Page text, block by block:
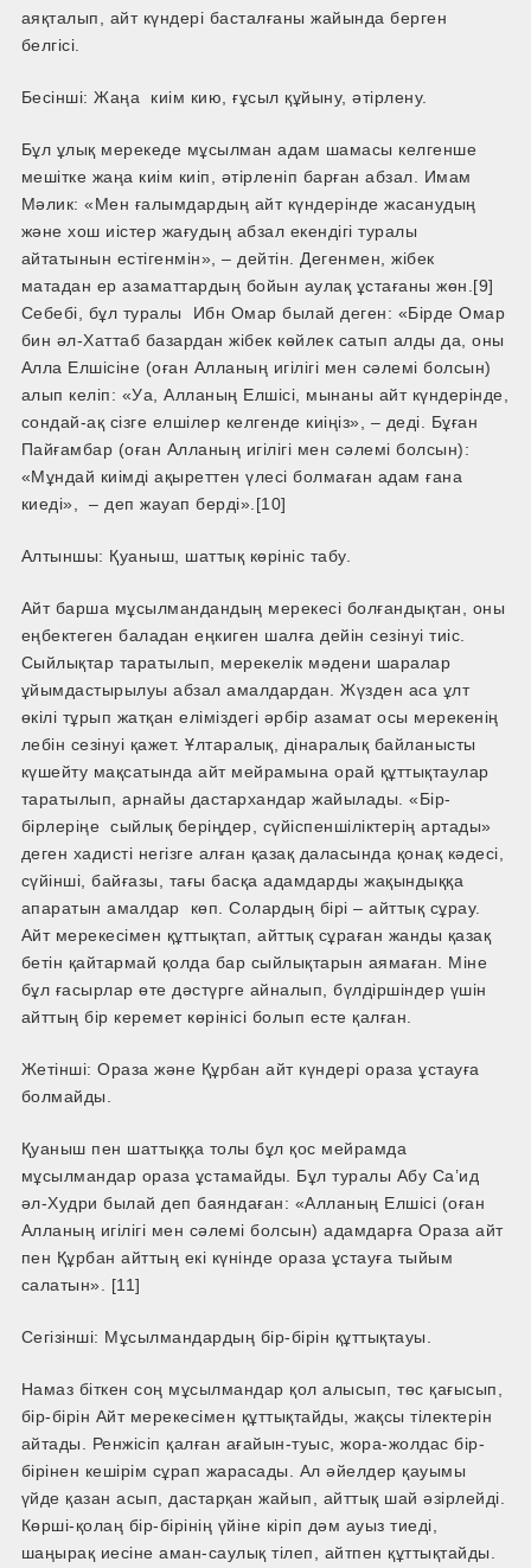
аяқталып, айт күндері басталғаны жайында берген
белгісі.
Бесінші: Жаңа киім кию, ғұсыл құйыну, әтірлену.
Бұл ұлық мерекеде мұсылман адам шамасы келгенше
мешітке жаңа киім киіп, әтірленіп барған абзал. Имам
Мәлик: «Мен ғалымдардың айт күндерінде жасанудың
және хош иістер жағудың абзал екендігі туралы
айтатынын естігенмін», – дейтін. Дегенмен, жібек
матадан ер азаматтардың бойын аулақ ұстағаны жөн.[9]
Себебі, бұл туралы Ибн Омар былай деген: «Бірде Омар
бин әл-Хаттаб базардан жібек көйлек сатып алды да, оны
Алла Елшісіне (оған Алланың игілігі мен сәлемі болсын)
алып келіп: «Уа, Алланың Елшісі, мынаны айт күндерінде,
сондай-ақ сізге елшілер келгенде киіңіз», – деді. Бұған
Пайғамбар (оған Алланың игілігі мен сәлемі болсын):
«Мұндай киімді ақыреттен үлесі болмаған адам ғана
киеді», – деп жауап берді».[10]
Алтыншы: Қуаныш, шаттық көрініс табу.
Айт барша мұсылмандандың мерекесі болғандықтан, оны
еңбектеген баладан еңкиген шалға дейін сезінуі тиіс.
Сыйлықтар таратылып, мерекелік мәдени шаралар
ұйымдастырылуы абзал амалдардан. Жүзден аса ұлт
өкілі тұрып жатқан еліміздегі әрбір азамат осы мерекенің
лебін сезінуі қажет. Ұлтаралық, дінаралық байланысты
күшейту мақсатында айт мейрамына орай құттықтаулар
таратылып, арнайы дастархандар жайылады. «Бір-
бірлеріңе сыйлық беріңдер, сүйіспеншіліктерің артады»
деген хадисті негізге алған қазақ даласында қонақ кәдесі,
сүйінші, байғазы, тағы басқа адамдарды жақындыққа
апаратын амалдар көп. Солардың бірі – айттық сұрау.
Айт мерекесімен құттықтап, айттық сұраған жанды қазақ
бетін қайтармай қолда бар сыйлықтарын аямаған. Міне
бұл ғасырлар өте дәстүрге айналып, бүлдіршіндер үшін
айттың бір керемет көрінісі болып есте қалған.
Жетінші: Ораза және Құрбан айт күндері ораза ұстауға
болмайды.
Қуаныш пен шаттыққа толы бұл қос мейрамда
мұсылмандар ораза ұстамайды. Бұл туралы Абу Са’ид
әл-Худри былай деп баяндаған: «Алланың Елшісі (оған
Алланың игілігі мен сәлемі болсын) адамдарға Ораза айт
пен Құрбан айттың екі күнінде ораза ұстауға тыйым
салатын». [11]
Сегізінші: Мұсылмандардың бір-бірін құттықтауы.
Намаз біткен соң мұсылмандар қол алысып, төс қағысып,
бір-бірін Айт мерекесімен құттықтайды, жақсы тілектерін
айтады. Ренжісіп қалған ағайын-туыс, жора-жолдас бір-
бірінен кешірім сұрап жарасады. Ал әйелдер қауымы
үйде қазан асып, дастарқан жайып, айттық шай әзірлейді.
Көрші-қолаң бір-бірінің үйіне кіріп дәм ауыз тиеді,
шаңырақ иесіне аман-саулық тілеп, айтпен құттықтайды.